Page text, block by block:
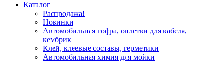
Каталог
Распродажа!
Новинки
Автомобильная гофра, оплетки для кабеля,
кембрик
Клей, клеевые составы, герметики
Автомобильная химия для мойки